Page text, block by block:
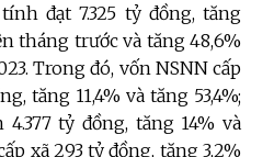
đạt 7.325 tỷ đồng, tăng
tháng trước và tăng 48,6%
Trong đó, vốn NSNN cấp
tăng 11,4% và tăng 53,4%;
tỷ đồng, tăng 14% và
xã 293 tỷ đồng, tăng 3,2%